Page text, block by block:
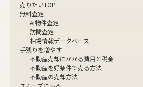
売りたいTOP
無料査定
AI物件査定
訪問査定
相場情報データベース
手残りを増やす
不動産売却にかかる費用と税金
不動産を好条件で売る方法
不動産の売却方法